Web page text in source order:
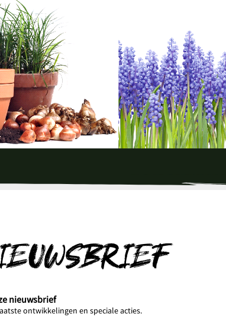
nieuwsbrief
ontwikkelingen en speciale acties.